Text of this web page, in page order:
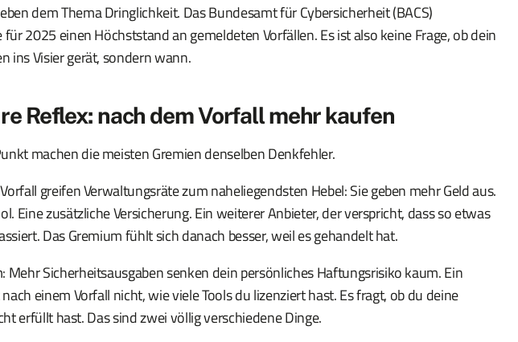
dem Thema Dringlichkeit. Das Bundesamt für Cybersicherheit (BACS)
2025 einen Höchststand an gemeldeten Vorfällen. Es ist also keine Frage, ob dein
ins Visier gerät, sondern wann.
Reflex: nach dem Vorfall mehr kaufen
machen die meisten Gremien denselben Denkfehler.
greifen Verwaltungsräte zum naheliegendsten Hebel: Sie geben mehr Geld aus.
Eine zusätzliche Versicherung. Ein weiterer Anbieter, der verspricht, dass so etwas
Das Gremium fühlt sich danach besser, weil es gehandelt hat.
Mehr Sicherheitsausgaben senken dein persönliches Haftungsrisiko kaum. Ein
einem Vorfall nicht, wie viele Tools du lizenziert hast. Es fragt, ob du deine
erfüllt hast. Das sind zwei völlig verschiedene Dinge.